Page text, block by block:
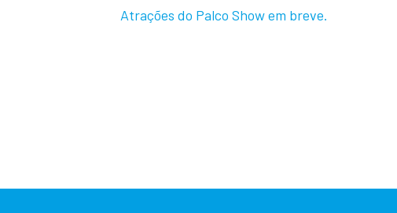
Atrações do Palco Show em breve.